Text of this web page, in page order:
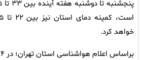
خواهد کرد.